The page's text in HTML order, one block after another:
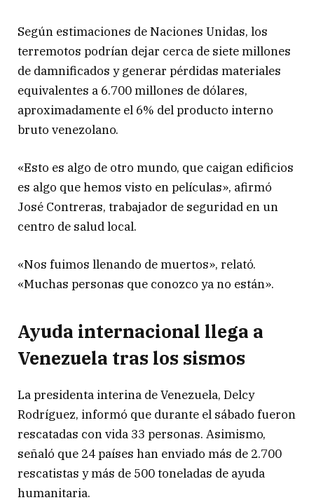
Según estimaciones de Naciones Unidas, los
terremotos podrían dejar cerca de siete millones
de damnificados y generar pérdidas materiales
equivalentes a 6.700 millones de dólares,
aproximadamente el 6% del producto interno
bruto venezolano.
«Esto es algo de otro mundo, que caigan edificios
es algo que hemos visto en películas», afirmó
José Contreras, trabajador de seguridad en un
centro de salud local.
«Nos fuimos llenando de muertos», relató.
«Muchas personas que conozco ya no están».
Ayuda internacional llega a
Venezuela tras los sismos
La presidenta interina de Venezuela, Delcy
Rodríguez, informó que durante el sábado fueron
rescatadas con vida 33 personas. Asimismo,
señaló que 24 países han enviado más de 2.700
rescatistas y más de 500 toneladas de ayuda
humanitaria.